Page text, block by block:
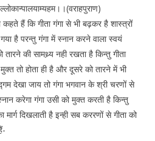
कहते हैं कि गीता गंगा से भी बढ़कर है शास्त्रों
है परन्तु गंगा में स्नान करने वाला स्वयं
की सामथ्र्य नही रखता है किन्तु गीता
तो होता ही है और दूसरे को तारने में भी
देखा जाय तो गंगा भगवान के श्री चरणों से
करेगा गंगा उसी को मुक्त करती है किन्तु
दिखलाती है इन्ही सब कररणों से गीता को